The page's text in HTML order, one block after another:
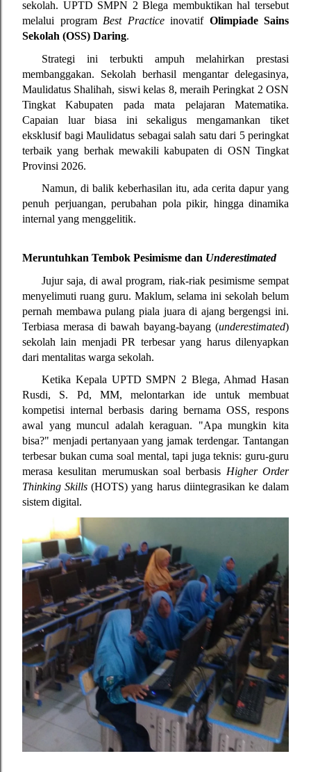
sekolah. UPTD SMPN 2 Blega membuktikan hal tersebut
melalui program Best Practice inovatif Olimpiade Sains
Sekolah (OSS) Daring.
Strategi ini terbukti ampuh melahirkan prestasi
membanggakan. Sekolah berhasil mengantar delegasinya,
Maulidatus Shalihah, siswi kelas 8, meraih Peringkat 2 OSN
Tingkat Kabupaten pada mata pelajaran Matematika.
Capaian luar biasa ini sekaligus mengamankan tiket
eksklusif bagi Maulidatus sebagai salah satu dari 5 peringkat
terbaik yang berhak mewakili kabupaten di OSN Tingkat
Provinsi 2026.
Namun, di balik keberhasilan itu, ada cerita dapur yang
penuh perjuangan, perubahan pola pikir, hingga dinamika
internal yang menggelitik.
Meruntuhkan Tembok Pesimisme dan Underestimated
Jujur saja, di awal program, riak-riak pesimisme sempat
menyelimuti ruang guru. Maklum, selama ini sekolah belum
pernah membawa pulang piala juara di ajang bergengsi ini.
Terbiasa merasa di bawah bayang-bayang (underestimated)
sekolah lain menjadi PR terbesar yang harus dilenyapkan
dari mentalitas warga sekolah.
Ketika Kepala UPTD SMPN 2 Blega, Ahmad Hasan
Rusdi, S. Pd, MM, melontarkan ide untuk membuat
kompetisi internal berbasis daring bernama OSS, respons
awal yang muncul adalah keraguan. "Apa mungkin kita
bisa?" menjadi pertanyaan yang jamak terdengar. Tantangan
terbesar bukan cuma soal mental, tapi juga teknis: guru-guru
merasa kesulitan merumuskan soal berbasis Higher Order
Thinking Skills (HOTS) yang harus diintegrasikan ke dalam
sistem digital.